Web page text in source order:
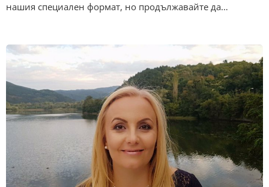
нашия специален формат, но продължавайте да…